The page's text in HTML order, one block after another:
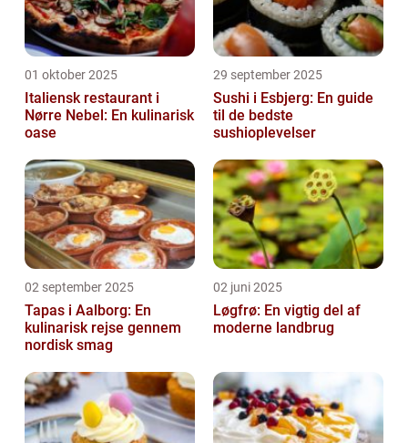
01 oktober 2025
Italiensk restaurant i
Nørre Nebel: En kulinarisk
oase
29 september 2025
Sushi i Esbjerg: En guide
til de bedste
sushioplevelser
02 september 2025
Tapas i Aalborg: En
kulinarisk rejse gennem
nordisk smag
02 juni 2025
Løgfrø: En vigtig del af
moderne landbrug